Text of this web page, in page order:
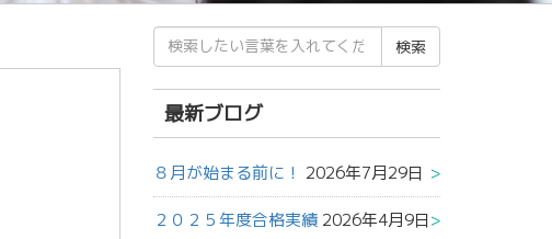
検
索
結
果:
最新ブログ
８月が始まる前に！ 2026年7月29日
２０２５年度合格実績 2026年4月9日